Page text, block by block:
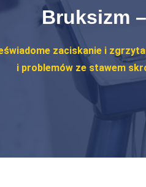
Bruksizm
zaciskanie i
i problemów ze stawem